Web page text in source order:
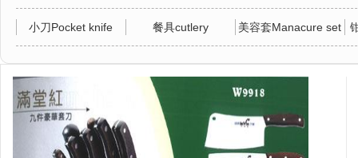
小刀Pocket knife 餐具cutlery 美容套Manacure set